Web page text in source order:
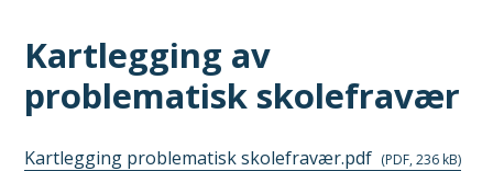
Kartlegging av
problematisk skolefravær
Kartlegging problematisk skolefravær.pdf (PDF, 236 kB)